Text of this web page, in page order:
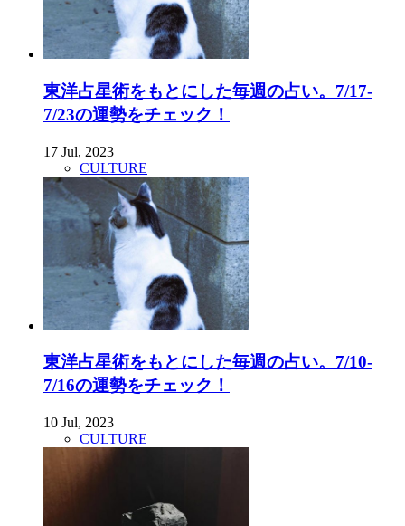
東洋占星術をもとにした毎週の占い。7/17-
7/23の運勢をチェック！
17 Jul, 2023
CULTURE
東洋占星術をもとにした毎週の占い。7/10-
7/16の運勢をチェック！
10 Jul, 2023
CULTURE